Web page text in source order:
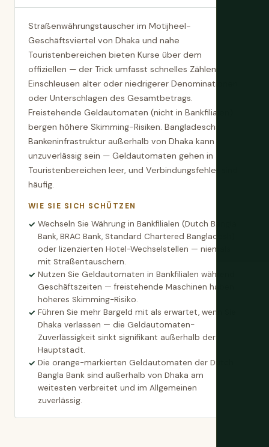
Straßenwährungstauscher im Motijheel-
Geschäftsviertel von Dhaka und nahe
Touristenbereichen bieten Kurse über dem
offiziellen — der Trick umfasst schnelles Zählen,
Einschleusen alter oder niedrigerer Denominationen
oder Unterschlagen des Gesamtbetrags.
Freistehende Geldautomaten (nicht in Bankfilialen)
bergen höhere Skimming-Risiken. Bangladeschs
Bankeninfrastruktur außerhalb von Dhaka kann
unzuverlässig sein — Geldautomaten gehen in
Touristenbereichen leer, und Verbindungsfehler sind
häufig.
WIE SIE SICH SCHÜTZEN
Wechseln Sie Währung in Bankfilialen (Dutch Bangla
Bank, BRAC Bank, Standard Chartered Bangladesh)
oder lizenzierten Hotel-Wechselstellen — niemals
mit Straßentauschern.
Nutzen Sie Geldautomaten in Bankfilialen während
Geschäftszeiten — freistehende Maschinen haben
höheres Skimming-Risiko.
Führen Sie mehr Bargeld mit als erwartet, wenn Sie
Dhaka verlassen — die Geldautomaten-
Zuverlässigkeit sinkt signifikant außerhalb der
Hauptstadt.
Die orange-markierten Geldautomaten der Dutch
Bangla Bank sind außerhalb von Dhaka am
weitesten verbreitet und im Allgemeinen
zuverlässig.